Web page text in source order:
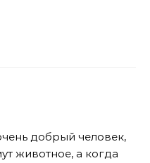
добрый человек,
животное, а когда